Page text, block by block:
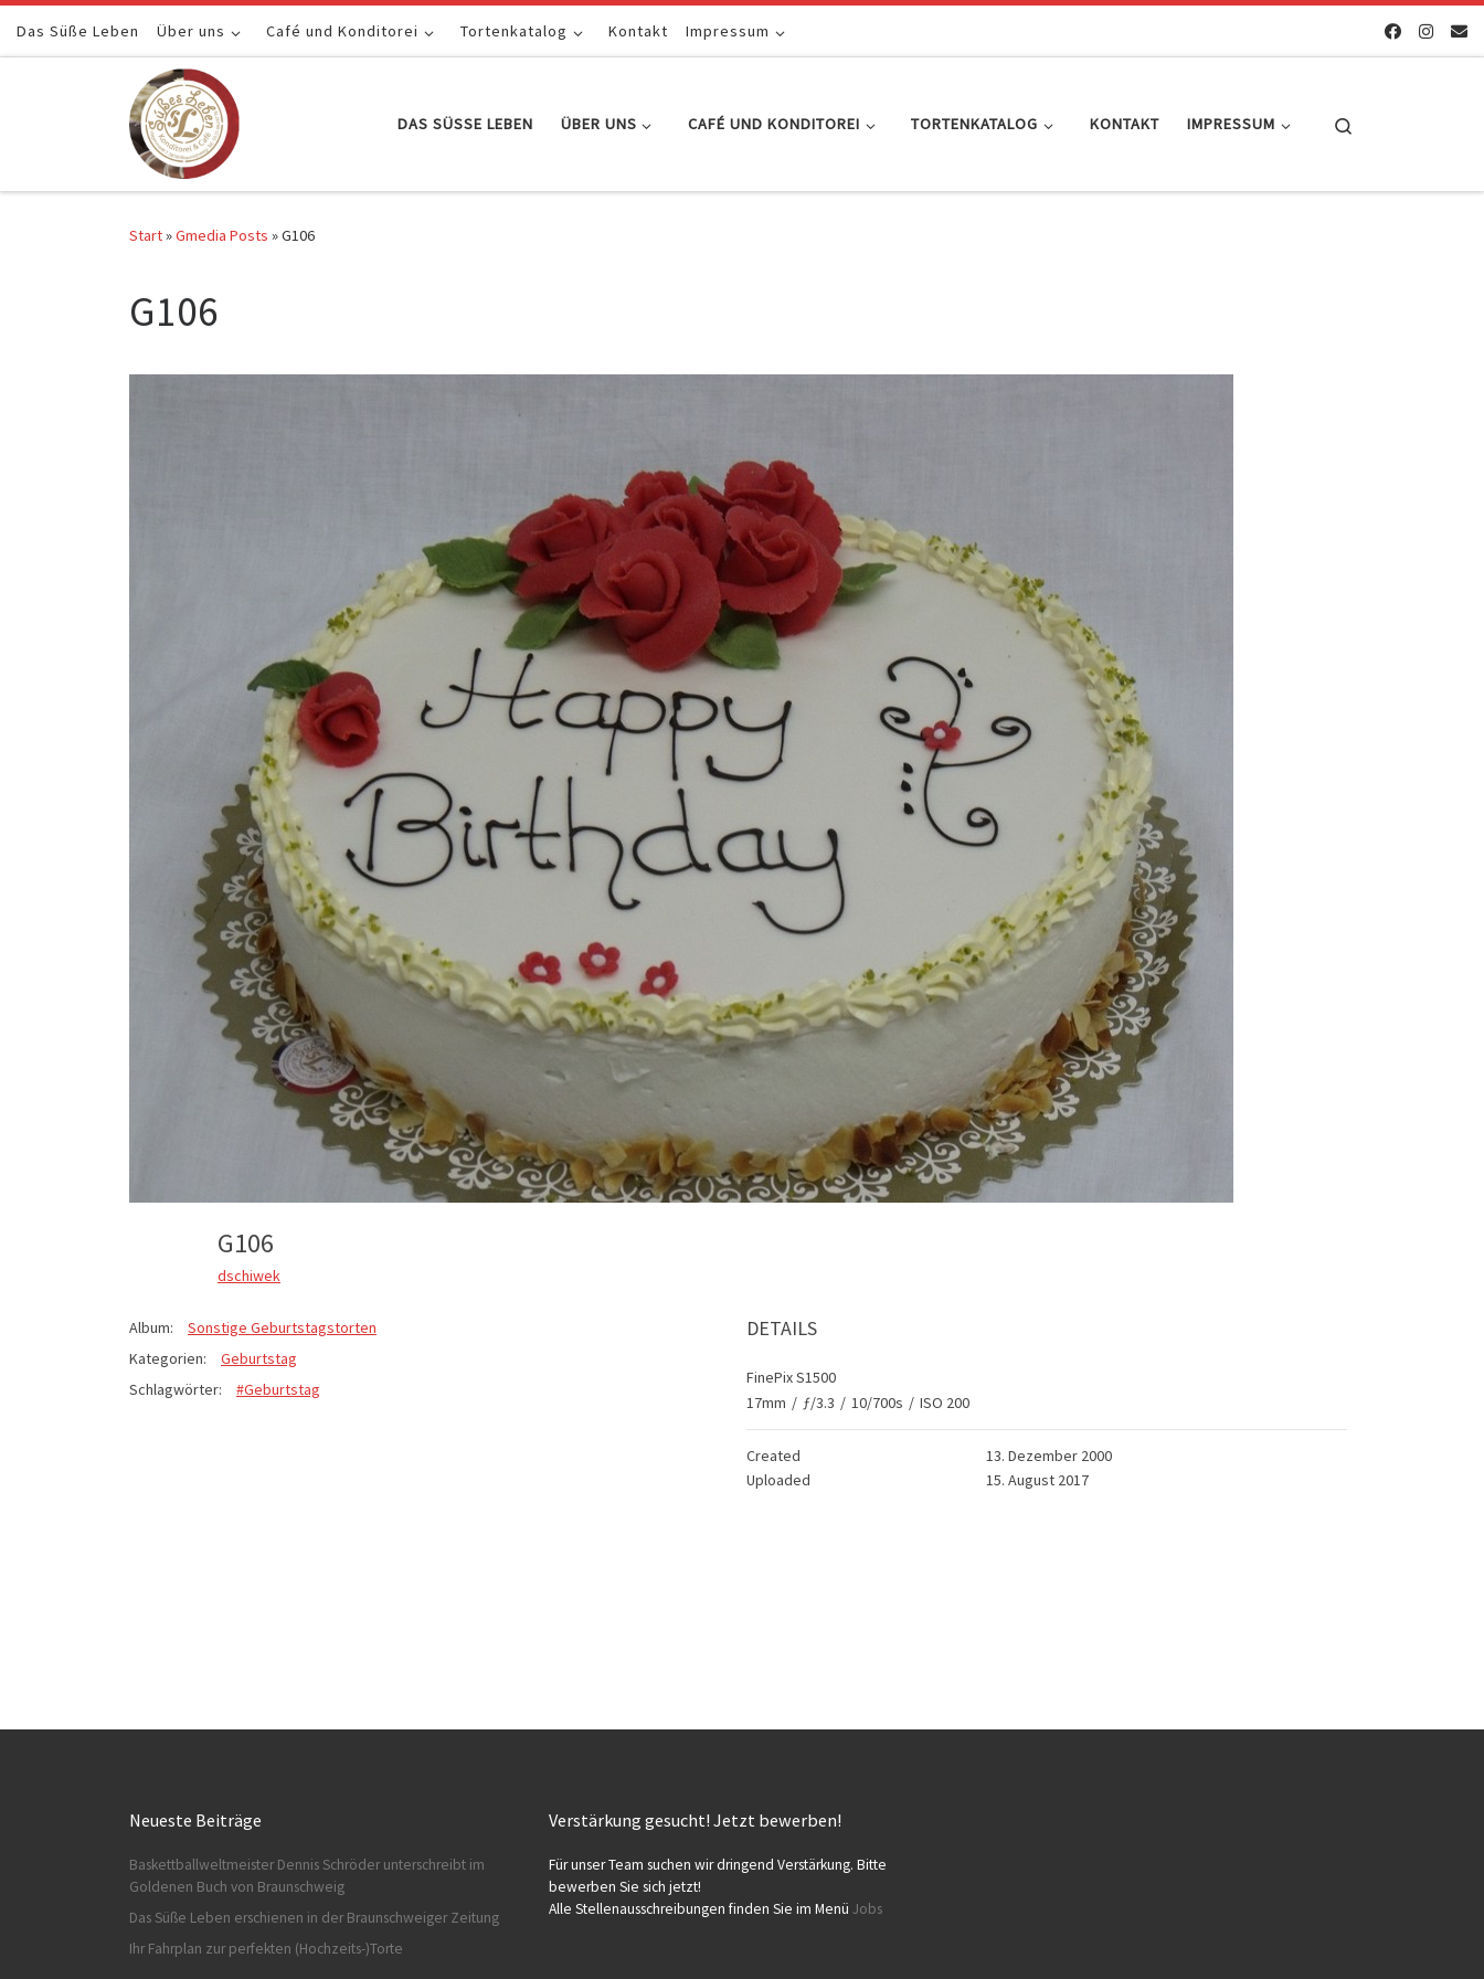
Zum Inhalt springen
Das Süße Leben Über uns Café und Konditorei Tortenkatalog Kontakt Impressum
DAS SÜSSE LEBEN ÜBER UNS CAFÉ UND KONDITOREI TORTENKATALOG KONTAKT IMPRESSUM
Start»Gmedia Posts »G106
G106
G106
dschiwek
Album:
Sonstige Geburtstagstorten
Kategorien:
Geburtstag
Schlagwörter:
#Geburtstag
DETAILS
FinePix S1500
17mm / ƒ/3.3 / 10/700s / ISO 200
Created
13. Dezember 2000
Uploaded
15. August 2017
Neueste Beiträge
Baskettballweltmeister Dennis Schröder unterschreibt im
Goldenen Buch von Braunschweig
Das Süße Leben erschienen in der Braunschweiger Zeitung
Ihr Fahrplan zur perfekten (Hochzeits-)Torte
Verstärkung gesucht! Jetzt bewerben!
Für unser Team suchen wir dringend Verstärkung. Bitte
bewerben Sie sich jetzt!
Alle Stellenausschreibungen finden Sie im Menü Jobs